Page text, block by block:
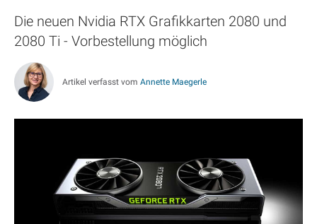
Die neuen Nvidia RTX Grafikkarten 2080 und
2080 Ti - Vorbestellung möglich
Artikel verfasst vom Annette Maegerle